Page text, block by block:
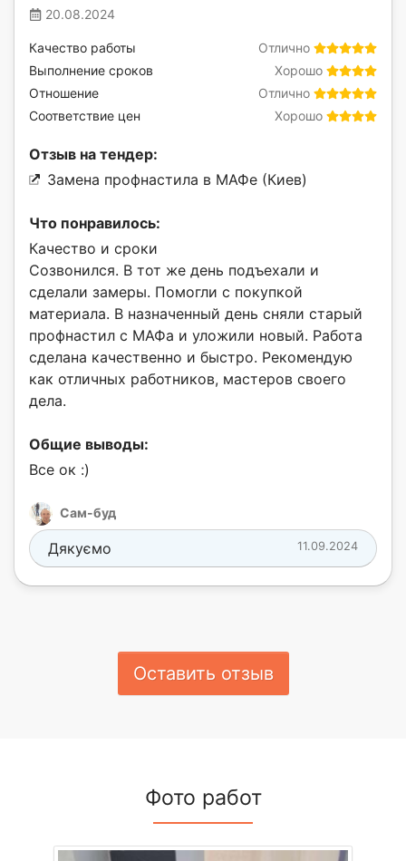
20.08.2024
Отлично
Качество работы
Хорошо
Выполнение сроков
Отлично
Отношение
Хорошо
Соответствие цен
Отзыв на тендер:
Замена профнастила в МАФе (Киев)
Что понравилось:
Качество и сроки
Созвонился. В тот же день подъехали и
сделали замеры. Помогли с покупкой
материала. В назначенный день сняли старый
профнастил с МАФа и уложили новый. Работа
сделана качественно и быстро. Рекомендую
как отличных работников, мастеров своего
дела.
Общие выводы:
Все ок :)
Сам-буд
11.09.2024
Дякуємо
Оставить отзыв
Фото работ